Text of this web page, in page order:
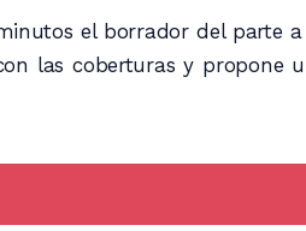
el borrador del parte
las coberturas y propone